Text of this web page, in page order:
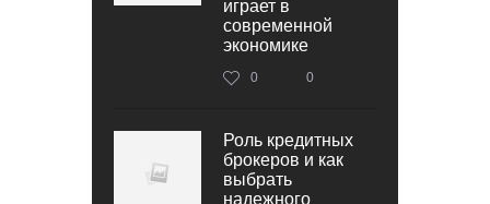
играет в
современной
экономике
0 0
Роль кредитных
брокеров и как
выбрать
надежного